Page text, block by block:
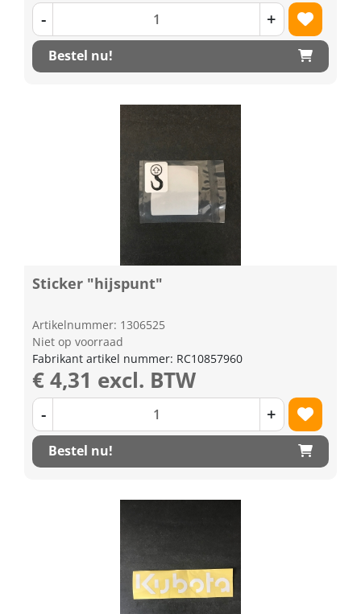
- +
Bestel nu!
Sticker "hijspunt"
Artikelnummer: 1306525
Niet op voorraad
Fabrikant artikel nummer: RC10857960
€ 4,31 excl. BTW
- +
Bestel nu!